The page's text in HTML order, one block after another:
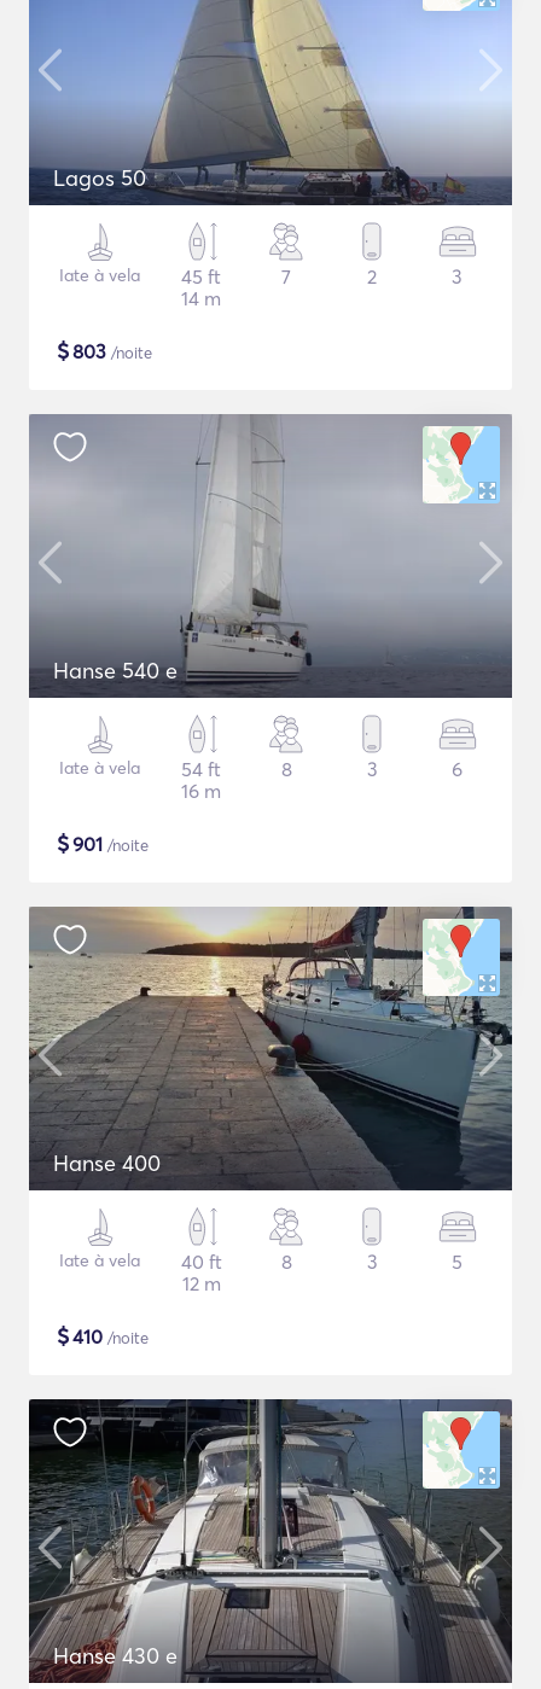
Lagos 50
Iate à vela
45 ft
14 m
7 2 3
$803 /noite
Hanse 540 e
Iate à vela
54 ft
16 m
8 3 6
$901 /noite
Hanse 400
Iate à vela
40 ft
12 m
8 3 5
$410 /noite
Hanse 430 e